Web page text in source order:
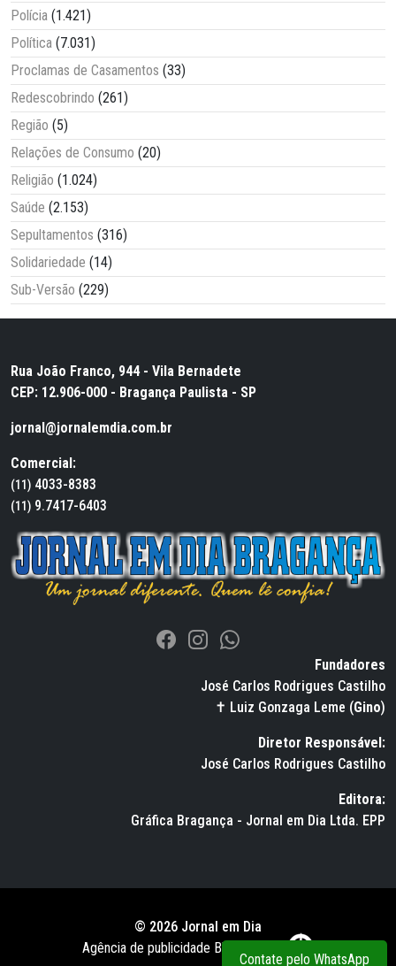
Polícia (1.421)
Política (7.031)
Proclamas de Casamentos (33)
Redescobrindo (261)
Região (5)
Relações de Consumo (20)
Religião (1.024)
Saúde (2.153)
Sepultamentos (316)
Solidariedade (14)
Sub-Versão (229)
Rua João Franco, 944 - Vila Bernadete
CEP: 12.906-000 - Bragança Paulista - SP
jornal@jornalemdia.com.br
Comercial:
(11) 4033-8383
(11) 9.7417-6403
Fundadores
José Carlos Rodrigues Castilho
✝ Luiz Gonzaga Leme (Gino)
Diretor Responsável:
José Carlos Rodrigues Castilho
Editora:
Gráfica Bragança - Jornal em Dia Ltda. EPP
© 2026 Jornal em Dia
Agência de publicidade BWS RUSSO
Contate pelo WhatsApp